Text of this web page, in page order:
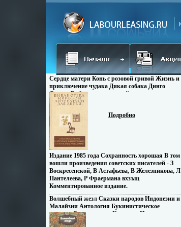
Сердце матери Конь с розовой гривой Жизнь и
приключение чудака Дикая собака Динго
Серия: Библиотека мировой литературы для
детей инфо 3803o.
Подробно
Издание 1985 года Сохранность хорошая В том
вошли произведения советских писателей - З
Воскресенской, В Астафьева, В Железникова, Л
Пантелеева, Р Фраермана вхзъщ
Комментированное издание.
Волшебный жезл Сказки народов Индонезии и
Малайзии Антология Букинистическое
издание Сохранность: Хорошая Издательство:
Художественная литература Москва, 1972 г